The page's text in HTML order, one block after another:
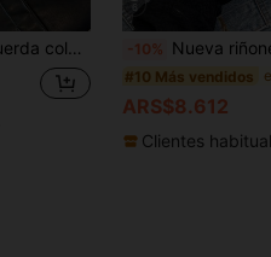
Bolsa de pecho de cuerda colorida, bolsa de cintura de jacquard retro, bolsa de hombro cruzada casual para ir y venir, estilo INS -10% Nueva riñonera de patchwork para mujer,
#10 Más vendidos
ARS$8.612
Clientes